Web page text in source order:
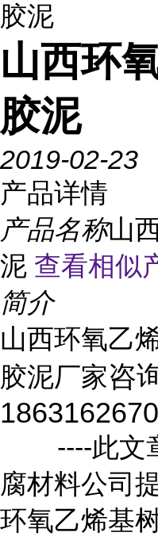
胶泥
山西环
胶泥
2019-02-23
产品详情
产品名称山
泥 查看相似
简介
山西环氧乙
胶泥厂家咨
----此文章
腐材料公司
环氧乙烯基